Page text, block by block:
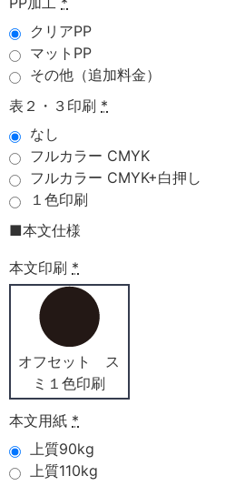
クリアPP
マットPP
その他（追加料金）
表２・３印刷 *
なし
フルカラー CMYK
フルカラー CMYK+白押し
１色印刷
■本文仕様
本文印刷 *
オフセット ス
ミ１色印刷
本文用紙 *
上質90kg
上質110kg